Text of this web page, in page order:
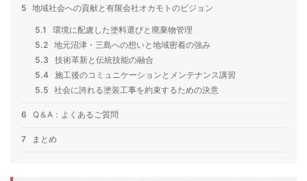
5 地域社会への貢献と有限会社オカモトのビジョン
5.1
環境に配慮した塗料選びと廃棄物管理
5.2 地元沼津・三島への想いと地域密着の強み
5.3
技術革新と伝統技能の融合
5.4
施工後のコミュニケーションとメンテナンス講習
5.5 社会に誇れる塗装工事を約束するための決意
6 Q＆A：よくあるご質問
7 まとめ